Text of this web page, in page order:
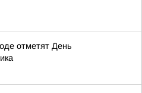
отметят День